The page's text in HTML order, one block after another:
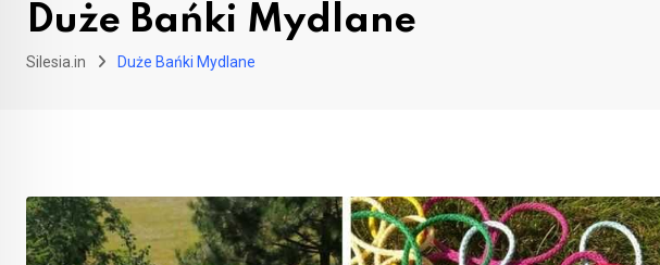
Duże Bańki Mydlane
Silesia.in Duże Bańki Mydlane